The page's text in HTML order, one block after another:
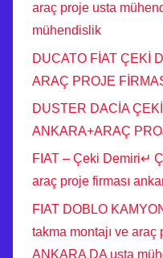
araç proje usta
mühendislik
DUCATO FİAT ÇEKİ
ARAÇ PROJE
DUSTER DACİA
ANKARA+ARAÇ
FIAT – Çeki Demiri↵
araç proje firması
FIAT DOBLO
takma montajı ve
ANKARA DA usta